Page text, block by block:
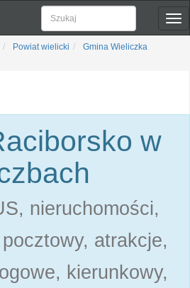
Powiat wielicki
Gmina Wieliczka
w
nieruchomości,
atrakcje,
kierunkowy,